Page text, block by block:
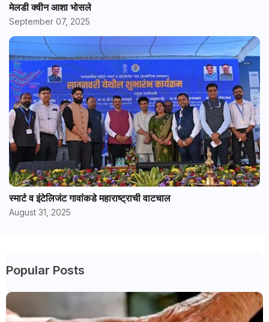
मेलडी क्वीन आशा भोसले
September 07, 2025
स्मार्ट व इंटेलिजंट गावांकडे महाराष्ट्राची वाटचाल
August 31, 2025
Popular Posts